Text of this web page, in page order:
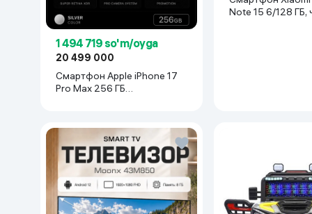
Количество SIM-карт 2
Фронтальная камера
Количество ядер процессора
Датчик глубины
Процессор
1 494 719 so'm/oyga
20 499 000
Смартфон Apple iPhone 17
Pro Max 256 ГБ
Note 15 6/128 ГБ,